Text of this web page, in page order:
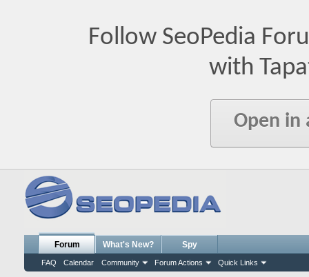
Follow SeoPedia
with
Open in
Forum
FAQ Calendar Community Forum Actions Quick Links
What's New? Spy